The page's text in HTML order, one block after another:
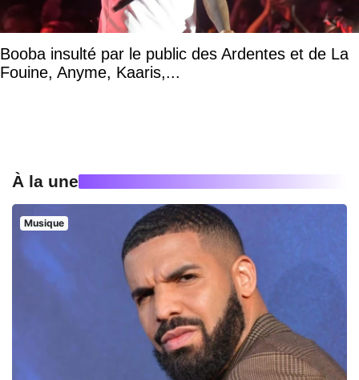
Booba insulté par le public des Ardentes et de La
Fouine, Anyme, Kaaris,...
À la une
Musique